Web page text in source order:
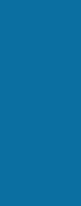
Включение
чувствует